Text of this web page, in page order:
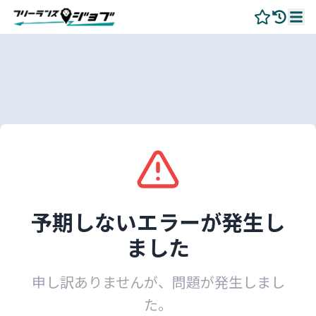
予期しないエラーが発生し
ました
申し訳ありませんが、問題が発生しまし
た。